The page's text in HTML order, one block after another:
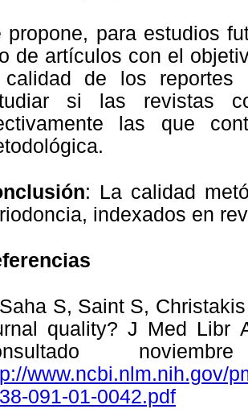
propone, para estudios
de artículos con el
calidad de los
si las revistas
las que
: La calidad
indexados en
S, Saint S,
quality? J Med Libr
www.ncbi.nlm.nih.gov/
091-01-0042.pdf